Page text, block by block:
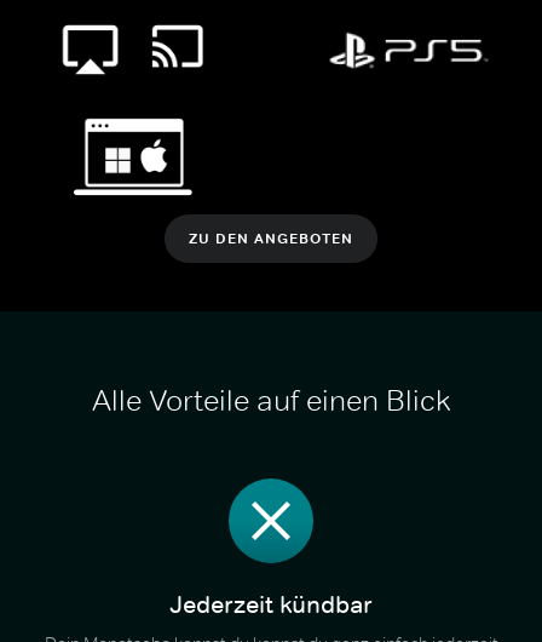
ZU DEN ANGEBOTEN
Alle Vorteile auf einen Blick
Jederzeit kündbar